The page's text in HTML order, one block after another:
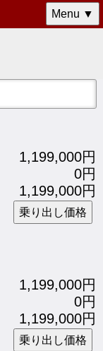
Menu ▼
1,199,000円
0円
1,199,000円
乗り出し価格
1,199,000円
0円
1,199,000円
乗り出し価格